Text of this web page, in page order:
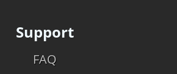
Support
FAQ